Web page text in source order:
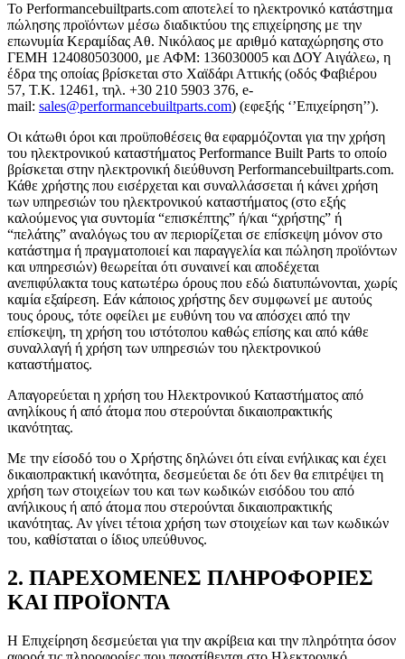
Το Performancebuiltparts.com αποτελεί το ηλεκτρονικό κατάστημα
πώλησης προϊόντων μέσω διαδικτύου της επιχείρησης με την
επωνυμία Κεραμίδας Αθ. Νικόλαος με αριθμό καταχώρησης στο
ΓΕΜΗ 124080503000, με ΑΦΜ: 136030005 και ΔΟΥ Αιγάλεω, η
έδρα της οποίας βρίσκεται στο Χαϊδάρι Αττικής (οδός Φαβιέρου
57, Τ.Κ. 12461, τηλ. +30 210 5903 376, e-
mail: sales@performancebuiltparts.com) (εφεξής ‘’Επιχείρηση’’).
Οι κάτωθι όροι και προϋποθέσεις θα εφαρμόζονται για την χρήση
του ηλεκτρονικού καταστήματος Performance Built Parts το οποίο
βρίσκεται στην ηλεκτρονική διεύθυνση Performancebuiltparts.com.
Κάθε χρήστης που εισέρχεται και συναλλάσσεται ή κάνει χρήση
των υπηρεσιών του ηλεκτρονικού καταστήματος (στο εξής
καλούμενος για συντομία “επισκέπτης” ή/και “χρήστης” ή
“πελάτης” αναλόγως του αν περιορίζεται σε επίσκεψη μόνον στο
κατάστημα ή πραγματοποιεί και παραγγελία και πώληση προϊόντων
και υπηρεσιών) θεωρείται ότι συναινεί και αποδέχεται
ανεπιφύλακτα τους κατωτέρω όρους που εδώ διατυπώνονται, χωρίς
καμία εξαίρεση. Εάν κάποιος χρήστης δεν συμφωνεί με αυτούς
τους όρους, τότε οφείλει με ευθύνη του να απόσχει από την
επίσκεψη, τη χρήση του ιστότοπου καθώς επίσης και από κάθε
συναλλαγή ή χρήση των υπηρεσιών του ηλεκτρονικού
καταστήματος.
Απαγορεύεται η χρήση του Ηλεκτρονικού Καταστήματος από
ανηλίκους ή από άτομα που στερούνται δικαιοπρακτικής
ικανότητας.
Με την είσοδό του ο Χρήστης δηλώνει ότι είναι ενήλικας και έχει
δικαιοπρακτική ικανότητα, δεσμεύεται δε ότι δεν θα επιτρέψει τη
χρήση των στοιχείων του και των κωδικών εισόδου του από
ανήλικους ή από άτομα που στερούνται δικαιοπρακτικής
ικανότητας. Αν γίνει τέτοια χρήση των στοιχείων και των κωδικών
του, καθίσταται ο ίδιος υπεύθυνος.
2. ΠΑΡΕΧΟΜΕΝΕΣ ΠΛΗΡΟΦΟΡΙΕΣ
ΚΑΙ ΠΡΟΪΟΝΤΑ
Η Επιχείρηση δεσμεύεται για την ακρίβεια και την πληρότητα όσον